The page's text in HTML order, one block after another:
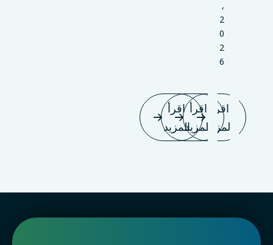
اقرأ
المزيد
,
2
0
2
6
اقرأ
المزيد
اقرأ
المزيد